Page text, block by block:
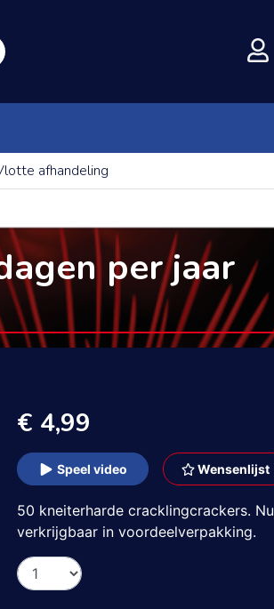
afhandeling
per jaar
€ 4,99
Speel video Wensenlijst
50 kneiterharde cracklingcrackers. Nu
verkrijgbaar in voordeelverpakking.